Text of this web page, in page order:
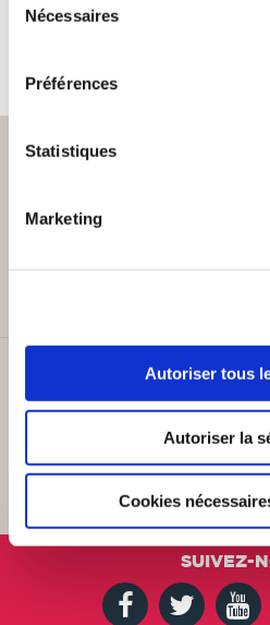
Nécessaires
Préférences
Statistiques
Marketing
Autoriser tous
Autoriser la
Cookies
15€00
SERVICE CLIENT
Lundi au vendredi, 10-
SUIVEZ-